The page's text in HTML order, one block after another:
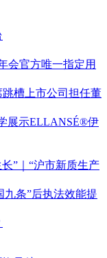
会官方唯一指定用
槽上市公司担任董
展示ELLANSÉ®伊
”｜“沪市新质生产
九条”后执法效能提